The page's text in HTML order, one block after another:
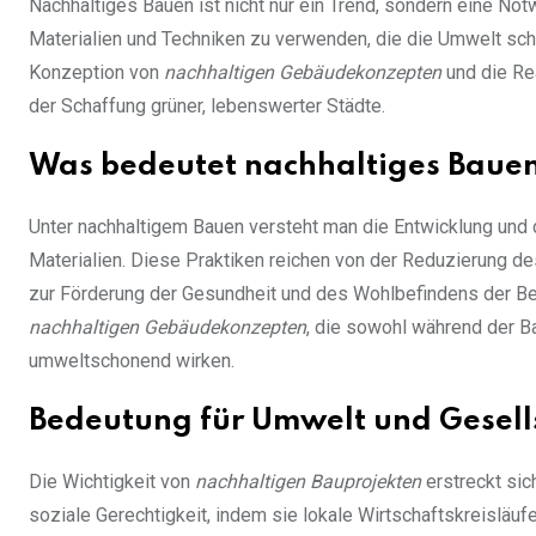
Nachhaltiges Bauen ist nicht nur ein Trend, sondern eine
Materialien und Techniken zu verwenden, die die Umwelt
Konzeption von nachhaltigen Gebäudekonzeptenund die
der Schaffung grüner, lebenswerter Städte.
Was bedeutet nachhaltiges
Unter nachhaltigem Bauen versteht man die Entwicklung
Materialien. Diese Praktiken reichen von der Reduzierung
zur Förderung der Gesundheit und des Wohlbefindens der
nachhaltigen Gebäudekonzepten, die sowohl während der
umweltschonend wirken.
Bedeutung für Umwelt und
Die Wichtigkeit von nachhaltigen Bauprojektenerstreckt
soziale Gerechtigkeit, indem sie lokale